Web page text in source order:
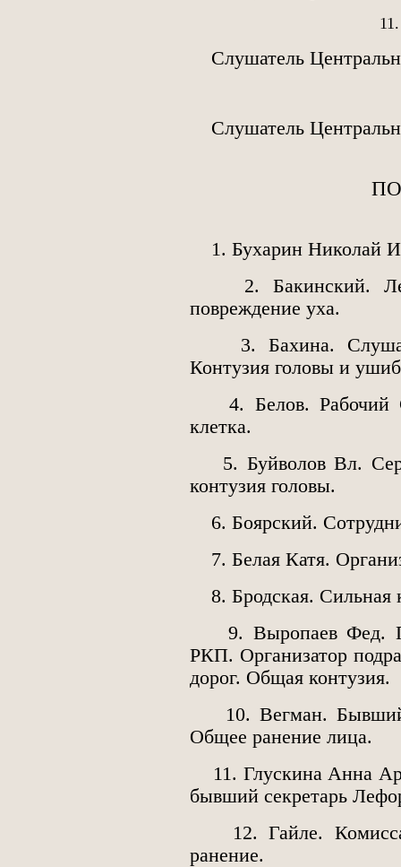
Слушатель
Слушатель
1. Бухарин Николай
2. Бакинский.
повреждение уха.
3. Бахина.
Контузия головы и
4. Белов. Рабочий
клетка.
5. Буйволов Вл.
контузия головы.
6. Боярский.
7. Белая Катя.
8. Бродская. Сильная
9. Выропаев Фед.
РКП. Организатор
дорог. Общая контузия.
10. Вегман. Бывший
Общее ранение лица.
11. Глускина Анна
бывший секретарь
12. Гайле. Комиссар
ранение.